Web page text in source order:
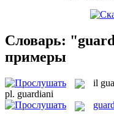
Словарь:
примеры
il
pl. guardiani
guard